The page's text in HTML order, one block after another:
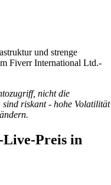
und strenge
Fiverr International Ltd.-
nicht die
riskant - hohe Volatilität
Preis in